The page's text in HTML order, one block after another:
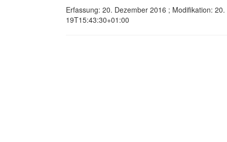
Erfassung: 20. Dezember 2016 ; Modifikation:
19T15:43:30+01:00